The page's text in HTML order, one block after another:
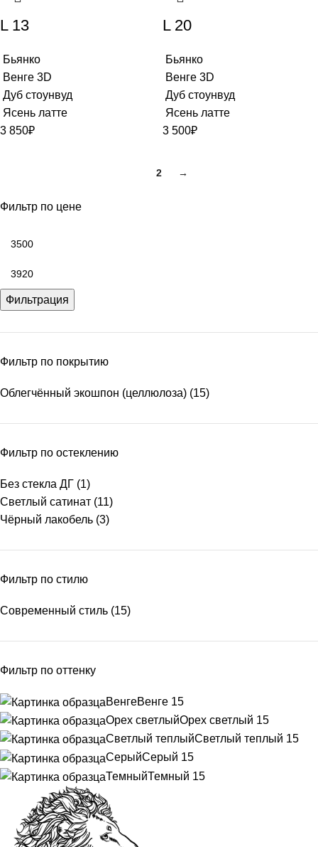
Фильтр по цене
Фильтрация
Фильтр по покрытию
Облегчённый экошпон (целлюлоза) (15)
Фильтр по остеклению
Без стекла ДГ (1)
Светлый сатинат (11)
Чёрный лакобель (3)
Фильтр по стилю
Современный стиль (15)
Фильтр по оттенку
ВенгеВенге 15
Орех светлыйОрех светлый 15
Светлый теплыйСветлый теплый 15
СерыйСерый 15
ТемныйТемный 15
L 13
Бьянко
Венге 3D
Дуб стоунвуд
Ясень латте
3 850₽
L 20
Бьянко
Венге 3D
Дуб стоунвуд
Ясень латте
3 500₽
2 →